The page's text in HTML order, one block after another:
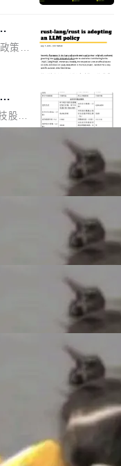
片适
互联
进一
Git
数
每周
和 C
95.
类专
包装
的设
策，
这不
纳，
最
LLM
用来
本身
股份
，杭
对
Dee
递同
绝包
得
发
基百
成内
网站
无论
写 R
、
文
那一